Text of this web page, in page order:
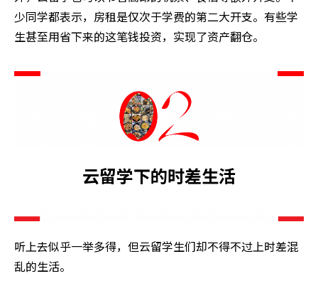
少同学都表示，房租是仅次于学费的第二大开支。有些学
生甚至用省下来的这笔钱投资，实现了资产翻仓。
云留学下的时差生活
听上去似乎一举多得，但云留学生们却不得不过上时差混
乱的生活。